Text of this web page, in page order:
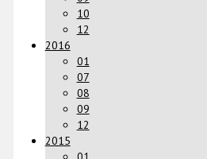
10
12
2016
01
07
08
09
12
2015